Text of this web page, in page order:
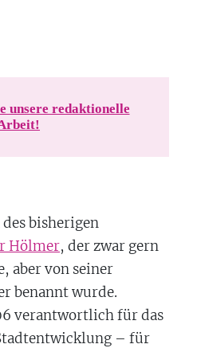
unsere redaktionelle
bisherigen
Hölmer, der zwar gern
aber von seiner
benannt wurde.
verantwortlich für das
– für